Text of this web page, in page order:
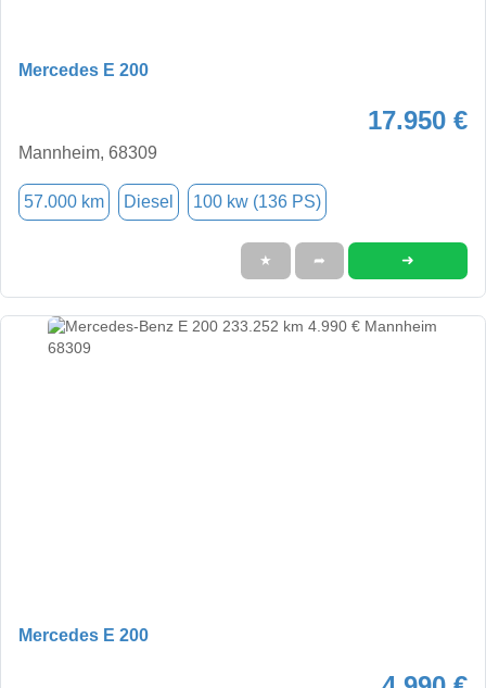
Mercedes E 200
17.950 €
Mannheim, 68309
57.000 km Diesel 100 kw (136 PS)
★ ➦ ➜
Mercedes E 200